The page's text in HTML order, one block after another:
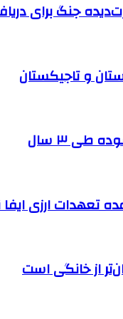
و تاجیکستان
تعهدات ارزی